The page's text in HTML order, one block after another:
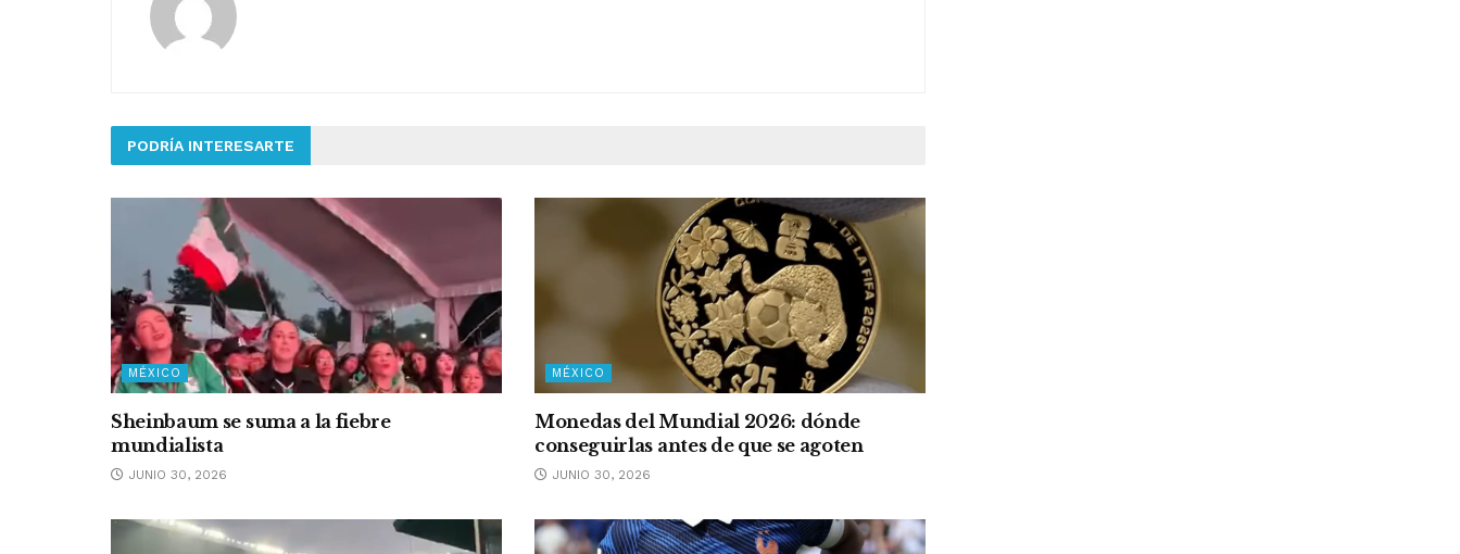
PODRÍA INTERESARTE
MÉXICO
Sheinbaum se suma a la fiebre
mundialista
JUNIO 30, 2026
MÉXICO
Monedas del Mundial 2026: dónde
conseguirlas antes de que se agoten
JUNIO 30, 2026